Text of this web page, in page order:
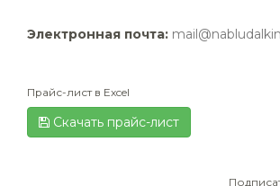
Электронная почта:
Прайс-лист в Excel
Скачать прайс-лист